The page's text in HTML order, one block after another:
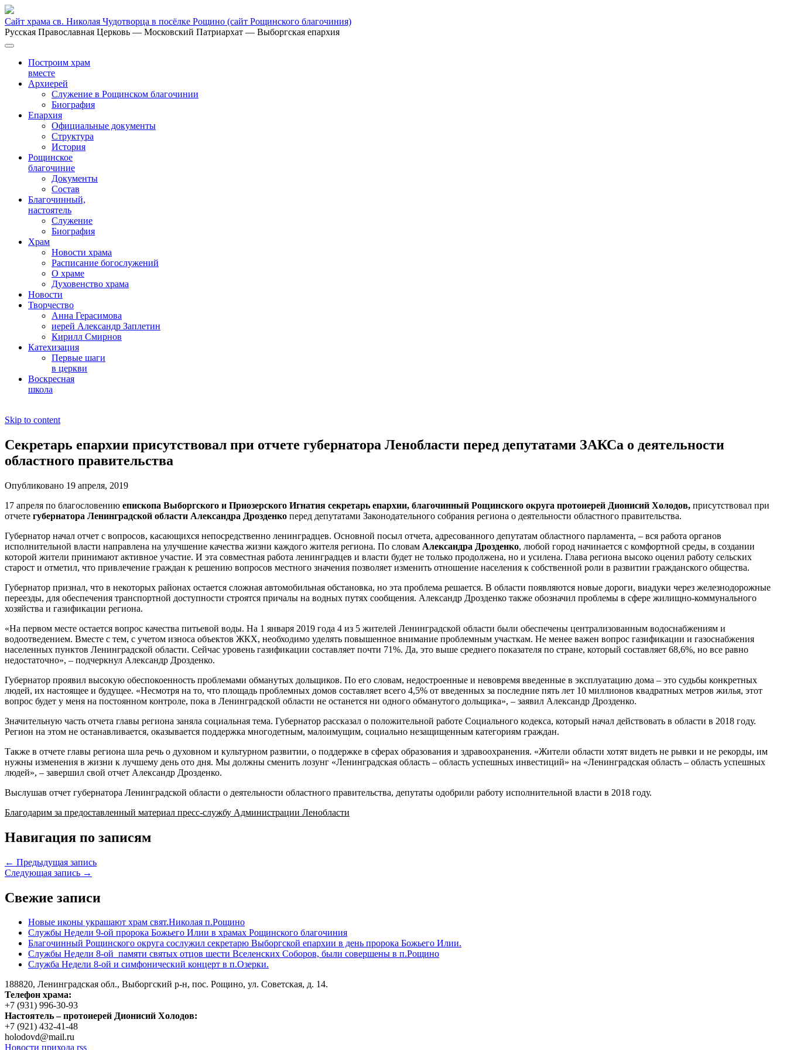
Сайт храма св. Николая Чудотворца в посёлке Рощино (сайт Рощинского благочиния)
Русская Православная Церковь — Московский Патриархат — Выборгская епархия
Построим храм
вместе
Архиерей
Служение в Рощинском благочинии
Биография
Епархия
Официальные документы
Структура
История
Рощинское
благочиние
Документы
Состав
Благочинный,
настоятель
Служение
Биография
Храм
Новости храма
Расписание богослужений
О храме
Духовенство храма
Новости
Творчество
Анна Герасимова
иерей Александр Заплетин
Кирилл Смирнов
Катехизация
Первые шаги
в церкви
Воскресная
школа
Skip to content
Секретарь епархии присутствовал при отчете губернатора Ленобласти перед депутатами ЗАКСа о деятельности
областного правительства
Опубликовано 19 апреля, 2019
17 апреля по благословению епископа Выборгского и Приозерского Игнатия секретарь епархии, благочинный Рощинского округа протоиерей Дионисий Холодов, присутствовал при
отчете губернатора Ленинградской области Александра Дрозденко перед депутатами Законодательного собрания региона о деятельности областного правительства.
Губернатор начал отчет с вопросов, касающихся непосредственно ленинградцев. Основной посыл отчета, адресованного депутатам областного парламента, – вся работа органов
исполнительной власти направлена на улучшение качества жизни каждого жителя региона. По словам Александра Дрозденко, любой город начинается с комфортной среды, в создании
которой жители принимают активное участие. И эта совместная работа ленинградцев и власти будет не только продолжена, но и усилена. Глава региона высоко оценил работу сельских
старост и отметил, что привлечение граждан к решению вопросов местного значения позволяет изменить отношение населения к собственной роли в развитии гражданского общества.
Губернатор признал, что в некоторых районах остается сложная автомобильная обстановка, но эта проблема решается. В области появляются новые дороги, виадуки через железнодорожные
переезды, для обеспечения транспортной доступности строятся причалы на водных путях сообщения. Александр Дрозденко также обозначил проблемы в сфере жилищно-коммунального
хозяйства и газификации региона.
«На первом месте остается вопрос качества питьевой воды. На 1 января 2019 года 4 из 5 жителей Ленинградской области были обеспечены централизованным водоснабжениям и
водоотведением. Вместе с тем, с учетом износа объектов ЖКХ, необходимо уделять повышенное внимание проблемным участкам. Не менее важен вопрос газификации и газоснабжения
населенных пунктов Ленинградской области. Сейчас уровень газификации составляет почти 71%. Да, это выше среднего показателя по стране, который составляет 68,6%, но все равно
недостаточно», – подчеркнул Александр Дрозденко.
Губернатор проявил высокую обеспокоенность проблемами обманутых дольщиков. По его словам, недостроенные и невовремя введенные в эксплуатацию дома – это судьбы конкретных
людей, их настоящее и будущее. «Несмотря на то, что площадь проблемных домов составляет всего 4,5% от введенных за последние пять лет 10 миллионов квадратных метров жилья, этот
вопрос будет у меня на постоянном контроле, пока в Ленинградской области не останется ни одного обманутого дольщика», – заявил Александр Дрозденко.
Значительную часть отчета главы региона заняла социальная тема. Губернатор рассказал о положительной работе Социального кодекса, который начал действовать в области в 2018 году.
Регион на этом не останавливается, оказывается поддержка многодетным, малоимущим, социально незащищенным категориям граждан.
Также в отчете главы региона шла речь о духовном и культурном развитии, о поддержке в сферах образования и здравоохранения. «Жители области хотят видеть не рывки и не рекорды, им
нужны изменения в жизни к лучшему день ото дня. Мы должны сменить лозунг «Ленинградская область – область успешных инвестиций» на «Ленинградская область – область успешных
людей», – завершил свой отчет Александр Дрозденко.
Выслушав отчет губернатора Ленинградской области о деятельности областного правительства, депутаты одобрили работу исполнительной власти в 2018 году.
Благодарим за предоставленный материал пресс-службу Администрации Ленобласти
Навигация по записям
← Предыдущая запись
Следующая запись →
Свежие записи
Новые иконы украшают храм свят.Николая п.Рощино
Службы Недели 9-ой пророка Божьего Илии в храмах Рощинского благочиния
Благочинный Рощинского округа сослужил секретарю Выборгской епархии в день пророка Божьего Илии.
Службы Недели 8-ой памяти святых отцов шести Вселенских Соборов, были совершены в п.Рощино
Служба Недели 8-ой и симфонический концерт в п.Озерки.
188820, Ленинградская обл., Выборгский р-н, пос. Рощино, ул. Советская, д. 14.
Телефон храма:
+7 (931) 996-30-93
Настоятель – протоиерей Дионисий Холодов:
+7 (921) 432-41-48
holodovd@mail.ru
Новости прихода rss